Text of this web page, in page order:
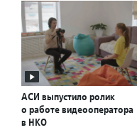
АСИ выпустило ролик
о работе видеооператора
в НКО